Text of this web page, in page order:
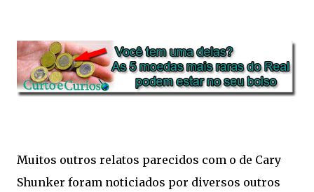
Muitos outros relatos parecidos com o de Cary
Shunker foram noticiados por diversos outros